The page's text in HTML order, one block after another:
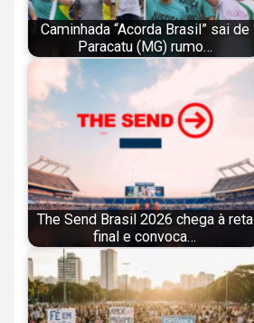
Caminhada “Acorda Brasil” sai de
Paracatu (MG) rumo…
The Send Brasil 2026 chega à reta
final e convoca…